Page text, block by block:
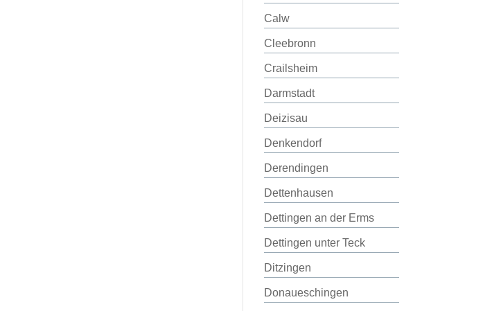
Calw
Cleebronn
Crailsheim
Darmstadt
Deizisau
Denkendorf
Derendingen
Dettenhausen
Dettingen an der Erms
Dettingen unter Teck
Ditzingen
Donaueschingen